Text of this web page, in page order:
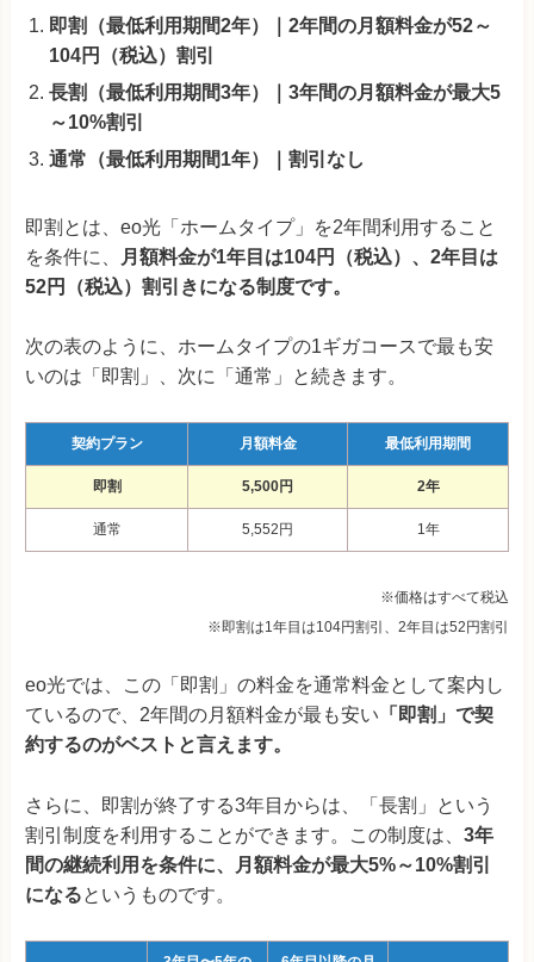
即割（最低利用期間2年）｜2年間の月額料金が52～
104円（税込）割引
長割（最低利用期間3年）｜3年間の月額料金が最大5
～10%割引
通常（最低利用期間1年）｜割引なし
即割とは、eo光「ホームタイプ」を2年間利用すること
を条件に、
月額料金が1年目は104円（税込）、2年目は
52円（税込）割引きになる制度です。
次の表のように、ホームタイプの1ギガコースで最も安
いのは「即割」、次に「通常」と続きます。
契約プラン 月額料金 最低利用期間
即割 5,500円 2年
通常 5,552円 1年
※価格はすべて税込
※即割は1年目は104円割引、2年目は52円割引
eo光では、この「即割」の料金を通常料金として案内し
ているので、2年間の月額料金が最も安い 「即割」で契
約するのがベストと言えます。
さらに、即割が終了する3年目からは、「長割」という
割引制度を利用することができます。この制度は、 3年
間の継続利用を条件に、月額料金が最大5%～10%割引
になるというものです。